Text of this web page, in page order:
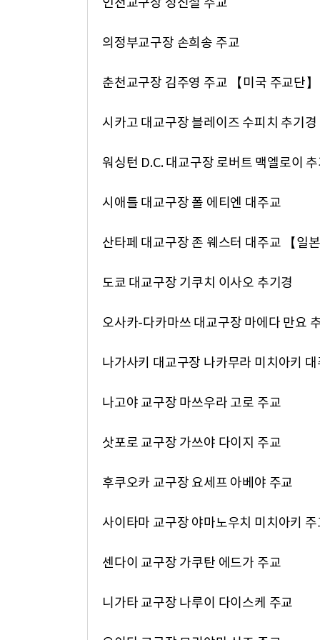
인천교구장 정신철 주교
의정부교구장 손희송 주교
춘천교구장 김주영 주교 【미국 주교단】
시카고 대교구장 블레이즈 수피치 추기경
워싱턴 D.C. 대교구장 로버트 맥엘로이
시애틀 대교구장 폴 에티엔 대주교
산타페 대교구장 존 웨스터 대주교 【일본
도쿄 대교구장 기쿠치 이사오 추기경
오사카-다카마쓰 대교구장 마에다 만요
나가사키 대교구장 나카무라 미치아키 대
나고야 교구장 마쓰우라 고로 주교
삿포로 교구장 가쓰야 다이지 주교
후쿠오카 교구장 요세프 아베야 주교
사이타마 교구장 야마노우치 미치아키 주
센다이 교구장 가쿠탄 에드가 주교
니가타 교구장 나루이 다이스케 주교